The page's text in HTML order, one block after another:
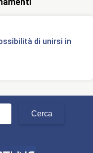
di unirsi in